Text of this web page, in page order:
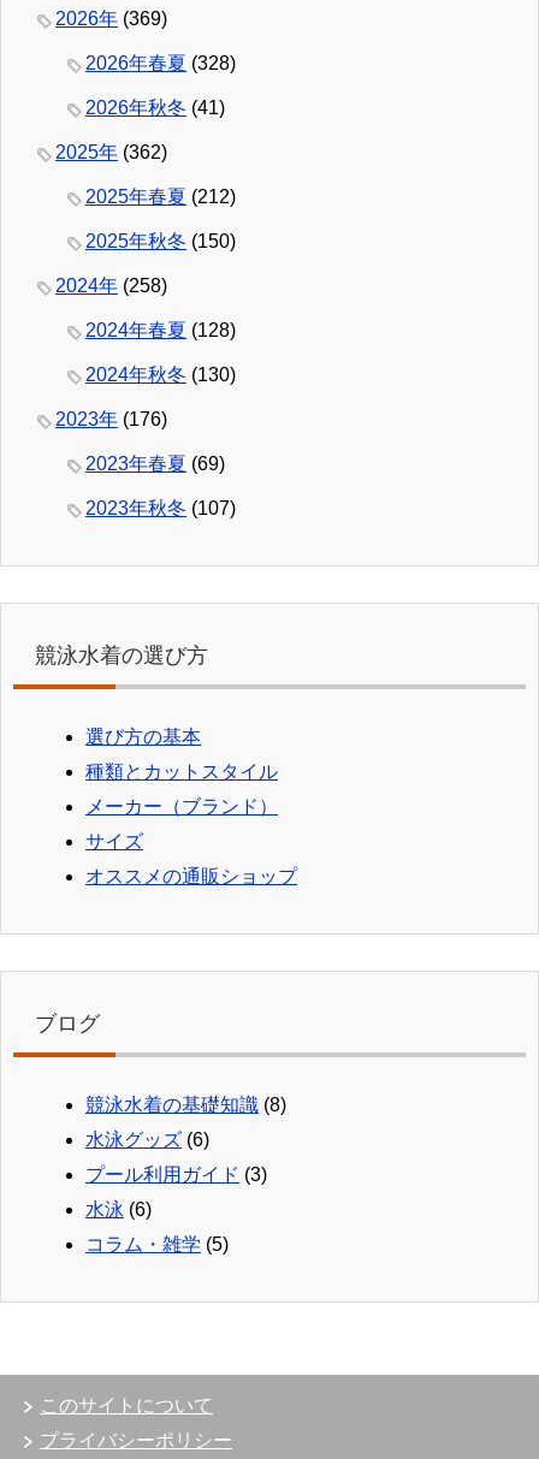
2026年 (369)
2026年春夏 (328)
2026年秋冬 (41)
2025年 (362)
2025年春夏 (212)
2025年秋冬 (150)
2024年 (258)
2024年春夏 (128)
2024年秋冬 (130)
2023年 (176)
2023年春夏 (69)
2023年秋冬 (107)
競泳水着の選び方
選び方の基本
種類とカットスタイル
メーカー（ブランド）
サイズ
オススメの通販ショップ
ブログ
競泳水着の基礎知識 (8)
水泳グッズ (6)
プール利用ガイド (3)
水泳 (6)
コラム・雑学 (5)
このサイトについて
プライバシーポリシー